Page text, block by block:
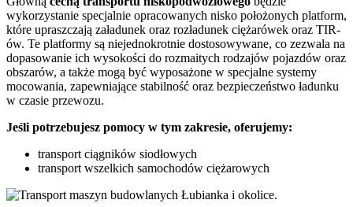
wykorzystanie specjalnie opracowanych nisko położonych platform,
które upraszczają załadunek oraz rozładunek ciężarówek oraz TIR-
ów. Te platformy są niejednokrotnie dostosowywane, co zezwala na
dopasowanie ich wysokości do rozmaitych rodzajów pojazdów oraz
obszarów, a także mogą być wyposażone w specjalne systemy
mocowania, zapewniające stabilność oraz bezpieczeństwo ładunku
w czasie przewozu.
Jeśli potrzebujesz pomocy w tym zakresie, oferujemy:
transport ciągników siodłowych
transport wszelkich samochodów ciężarowych